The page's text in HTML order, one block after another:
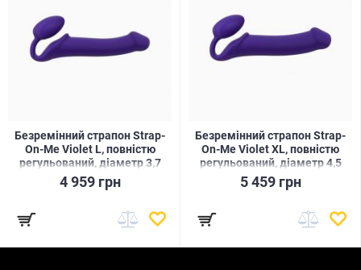
Безремінний страпон Strap-
On-Me Violet L, повністю
регульований, діаметр 3,7
см
4 959 грн
Безремінний страпон Strap-
On-Me Violet XL, повністю
регульований, діаметр 4,5
см
5 459 грн